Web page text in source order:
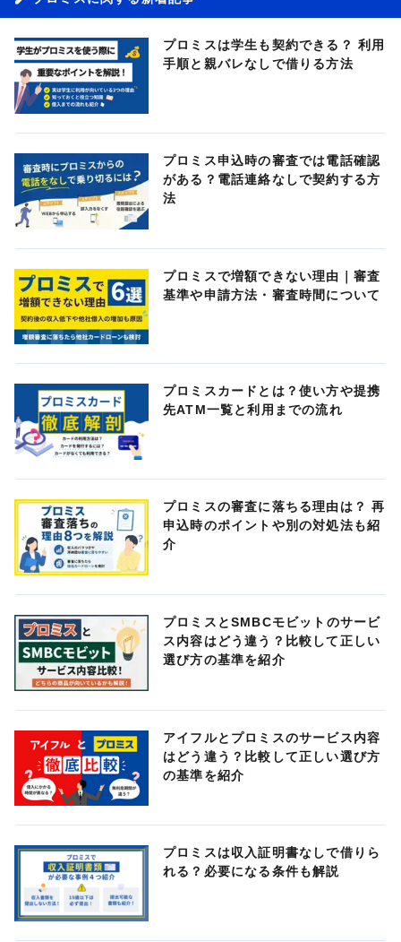
プロミスは学生も契約できる？ 利用
手順と親バレなしで借りる方法
プロミス申込時の審査では電話確認
がある？電話連絡なしで契約する方
法
プロミスで増額できない理由｜審査
基準や申請方法・審査時間について
プロミスカードとは？使い方や提携
先ATM一覧と利用までの流れ
プロミスの審査に落ちる理由は？ 再
申込時のポイントや別の対処法も紹
介
プロミスとSMBCモビットのサービ
ス内容はどう違う？比較して正しい
選び方の基準を紹介
アイフルとプロミスのサービス内容
はどう違う？比較して正しい選び方
の基準を紹介
プロミスは収入証明書なしで借りら
れる？必要になる条件も解説